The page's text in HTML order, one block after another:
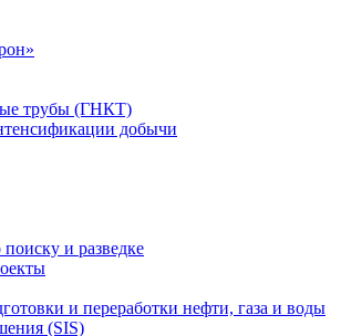
трубы (ГНКТ)
добычи
и разведке
и переработки нефти, газа и воды
(SIS)